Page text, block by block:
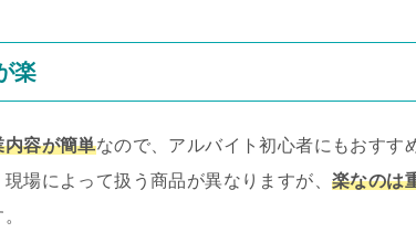
楽
内容が簡単なので、アルバイト初心者にもおすす
現場によって扱う商品が異なりますが、楽なのは